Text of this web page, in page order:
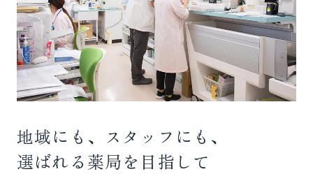
地域にも、スタッフにも、
選ばれる薬局を目指して